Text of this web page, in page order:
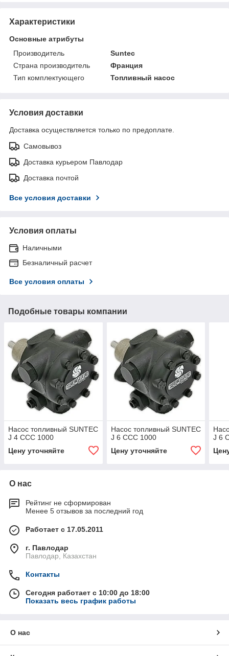
Характеристики
Основные атрибуты
Производитель
Suntec
Страна производитель
Франция
Тип комплектующего
Топливный насос
Условия доставки
Доставка осуществляется только по предоплате.
Самовывоз
Доставка курьером Павлодар
Доставка почтой
Все условия доставки
Условия оплаты
Наличными
Безналичный расчет
Все условия оплаты
Подобные товары компании
Насос топливный SUNTEC
J 4 CCC 1000
Цену уточняйте
Насос топливный SUNTEC
J 6 CCC 1000
Цену уточняйте
J 6
О нас
Рейтинг не сформирован
Менее 5 отзывов за последний год
Работает с 17.05.2011
г. Павлодар
Павлодар, Казахстан
Контакты
Сегодня работает с 10:00 до 18:00
Показать весь график работы
О нас